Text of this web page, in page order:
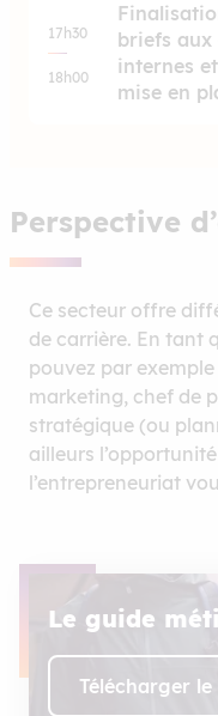
17h30
18h00
briefs
internes
mise en
Perspective
Ce secteur offre
de carrière. En tant
pouvez par
marketing, chef de
stratégique (ou
ailleurs
l’entrepreneuriat
Le guide
Télécharger